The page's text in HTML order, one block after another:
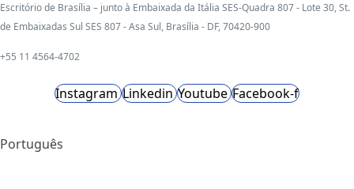
Escritório de Brasília – junto à Embaixada da Itália SES-Quadra 807 - Lote 30, St.
de Embaixadas Sul SES 807 - Asa Sul, Brasília - DF, 70420-900
+55 11 4564-4702
Instagram Linkedin Youtube Facebook-f
Português